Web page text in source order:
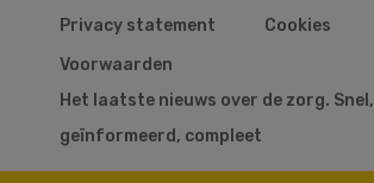
Privacy statement
Cookies
Voorwaarden
Het laatste nieuws over de zorg. Snel,
geïnformeerd, compleet